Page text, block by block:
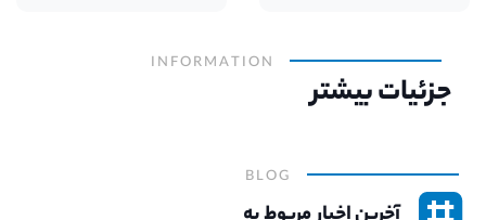
جزئیات بیشتر
BLOG